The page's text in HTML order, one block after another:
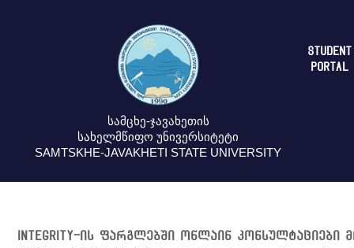
სამცხე-ჯავახეთის
სახელმწიფო უნივერსიტეტი
SAMTSKHE-JAVAKHETI STATE UNIVERSITY
STUDENT
PORTAL
INTEGRITY-ის ფარგლებში ონლაინ კონსულტაციები